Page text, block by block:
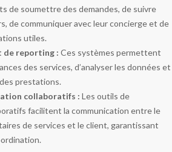
de soumettre des demandes, de suivre
de communiquer avec leur concierge et de
utiles.
de reporting : Ces systèmes permettent
des services, d’analyser les données et
prestations.
collaboratifs : Les outils de
facilitent la communication entre le
de services et le client, garantissant